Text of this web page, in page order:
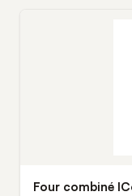
Four combiné